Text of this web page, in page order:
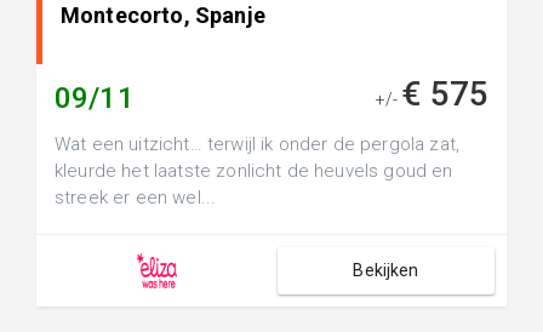
Montecorto, Spanje
09/11 +/- € 575
Wat een uitzicht… terwijl ik onder de pergola zat,
kleurde het laatste zonlicht de heuvels goud en
streek er een wel...
Bekijken